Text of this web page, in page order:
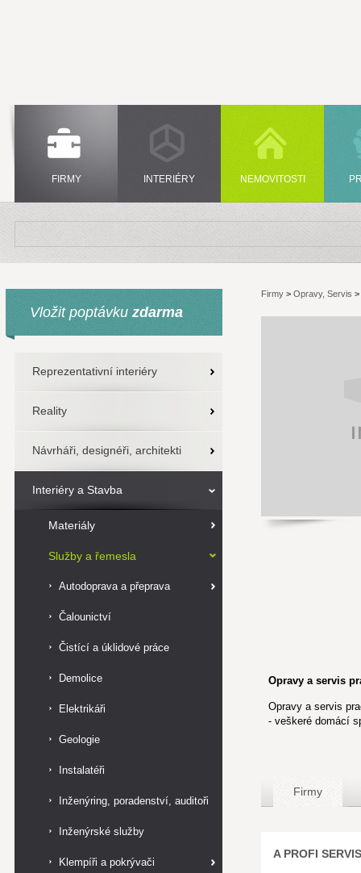
FIRMY INTERIÉRY NEMOVITOSTI
Vložit poptávku zdarma
Reprezentativní interiéry
Reality
Návrháři, designéři, architekti
Interiéry a Stavba
Materiály
Služby a řemesla
Autodoprava a přeprava
Čalounictví
Čistící a úklidové práce
Demolice
Elektrikáři
Geologie
Instalatéři
Inženýring, poradenství, auditoři
Inženýrské služby
Klempíři a pokrývači
Firmy > Opravy, Servis >
Opravy a servis
Opravy a servis
- veškeré domácí
Firmy
A PROFI